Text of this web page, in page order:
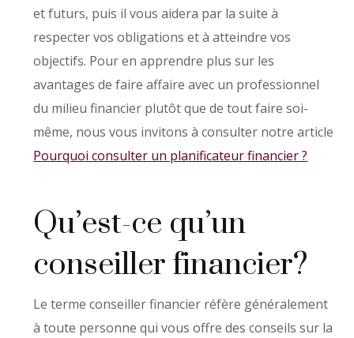
et futurs, puis il vous aidera par la suite à
respecter vos obligations et à atteindre vos
objectifs. Pour en apprendre plus sur les
avantages de faire affaire avec un professionnel
du milieu financier plutôt que de tout faire soi-
même, nous vous invitons à consulter notre article
Pourquoi consulter un planificateur financier ?
Qu’est-ce qu’un
conseiller financier?
Le terme conseiller financier réfère généralement
à toute personne qui vous offre des conseils sur la